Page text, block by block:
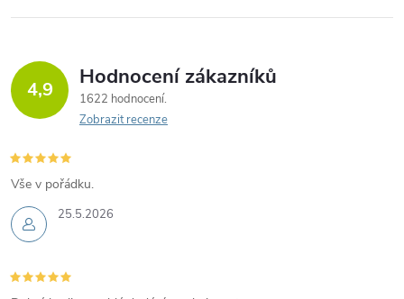
4,9 Hodnocení zákazníků
1622 hodnocení
Zobrazit recenze
25.5.2026
Vše v pořádku.